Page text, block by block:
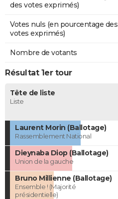
des votes exprimés)
Votes nuls (en pourcentage des
votes exprimés)
Nombre de votants
Résultat 1er tour
Tête de liste
Liste
Laurent Morin (Ballotage)
Rassemblement National
Dieynaba Diop (Ballotage)
Union de la gauche
Bruno Millienne (Ballotage)
Ensemble ! (Majorité
présidentielle)